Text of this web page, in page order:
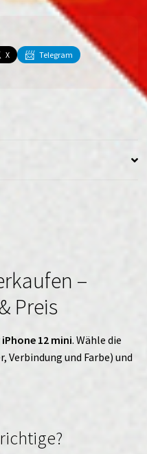
X 📨 Telegram
–
Preis
iPhone 12 mini. Wähle die
Verbindung und Farbe) und